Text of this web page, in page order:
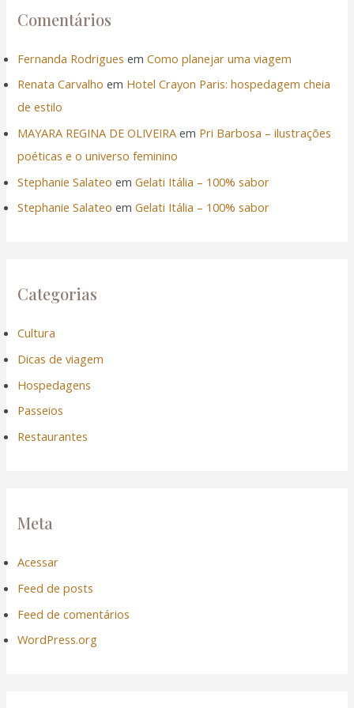
Comentários
Fernanda Rodrigues emComo planejar uma viagem
Renata Carvalho em Hotel Crayon Paris: hospedagem cheia
de estilo
MAYARA REGINA DE OLIVEIRA em Pri Barbosa – ilustrações
poéticas e o universo feminino
Stephanie Salateo emGelati Itália – 100% sabor
Stephanie Salateo emGelati Itália – 100% sabor
Categorias
Cultura
Dicas de viagem
Hospedagens
Passeios
Restaurantes
Meta
Acessar
Feed de posts
Feed de comentários
WordPress.org